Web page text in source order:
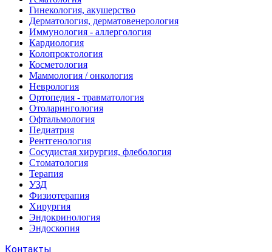
Гинекология, акушерство
Дерматология, дерматовенерология
Иммунология - аллергология
Кардиология
Колопроктология
Косметология
Маммология / онкология
Неврология
Ортопедия - травматология
Отоларингология
Офтальмология
Педиатрия
Рентгенология
Сосудистая хирургия, флебология
Стоматология
Терапия
УЗД
Физиотерапия
Хирургия
Эндокринология
Эндоскопия
Контакты